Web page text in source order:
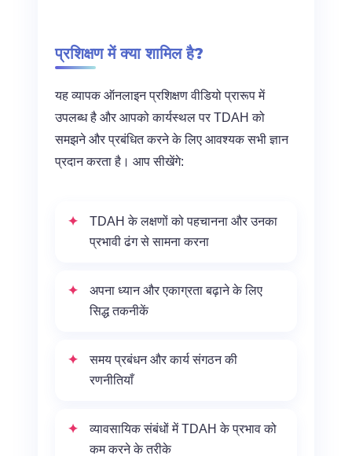
प्रशिक्षण में क्या शामिल है?
यह व्यापक ऑनलाइन प्रशिक्षण वीडियो प्रारूप में
उपलब्ध है और आपको कार्यस्थल पर TDAH को
समझने और प्रबंधित करने के लिए आवश्यक सभी ज्ञान
प्रदान करता है। आप सीखेंगे:
TDAH के लक्षणों को पहचानना और उनका
प्रभावी ढंग से सामना करना
अपना ध्यान और एकाग्रता बढ़ाने के लिए
सिद्ध तकनीकें
समय प्रबंधन और कार्य संगठन की
रणनीतियाँ
व्यावसायिक संबंधों में TDAH के प्रभाव को
कम करने के तरीके